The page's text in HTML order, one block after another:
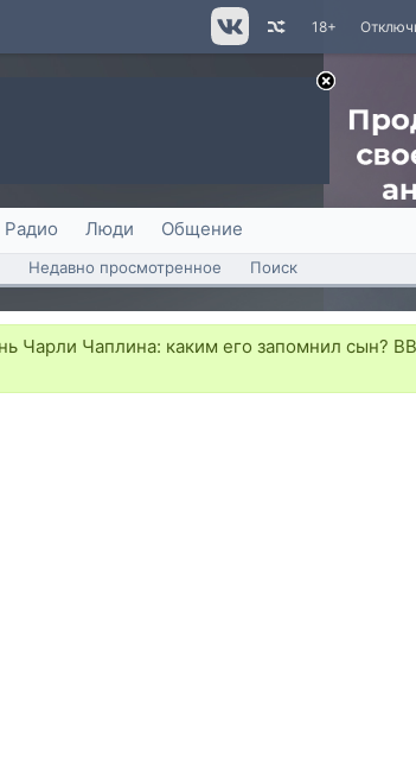
18+
Радио Люди Общение
Недавно просмотренное Поиск
Чарли Чаплина: каким его запомнил сын?